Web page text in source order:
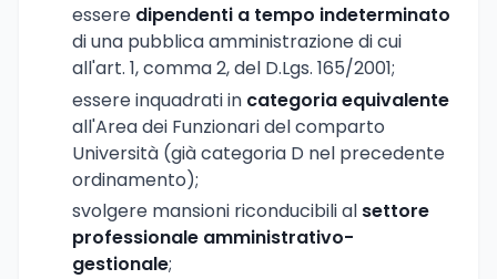
essere dipendenti a tempo indeterminato
di una pubblica amministrazione di cui
all'art. 1, comma 2, del D.Lgs. 165/2001;
essere inquadrati in categoria equivalente
all'Area dei Funzionari del comparto
Università (già categoria D nel precedente
ordinamento);
svolgere mansioni riconducibili al settore
professionale amministrativo-
gestionale;